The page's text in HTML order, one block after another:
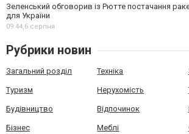
Зеленський обговорив із Рютте постачання
для України
09:44,6 серпня
Рубрики новин
Загальний розділ Техніка
Туризм Нерухомість
Будівництво Відпочинок
Бізнес Меблі